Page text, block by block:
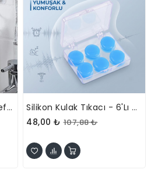
Yapışkanlı Tekli Askı - Şeffaf - Demir Uçlu
Silikon Kulak Tıkacı - 6'lı Özel Kutulu - Su Geçirmez Ve Gürültü Önleyici
48,00 ₺ 107,88 ₺